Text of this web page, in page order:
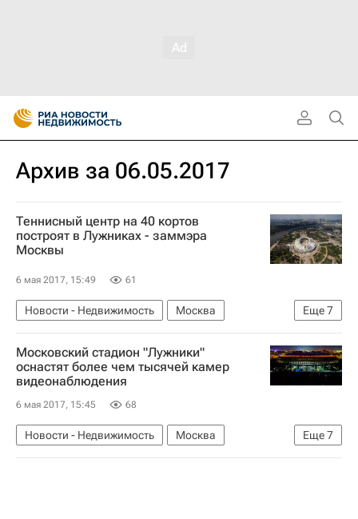
Архив за 06.05.2017
Теннисный центр на 40 кортов
построят в Лужниках - заммэра
Москвы
6 мая 2017, 15:49 61
Еще7
Новости - Недвижимость
Москва
Реконструкция
Стадионы
Марат Хуснуллин
Лужники
Реконструкция "Лужников"
Россия
Московский стадион "Лужники"
оснастят более чем тысячей камер
видеонаблюдения
6 мая 2017, 15:45 68
Еще7
Новости - Недвижимость
Москва
Реконструкция
Стадионы